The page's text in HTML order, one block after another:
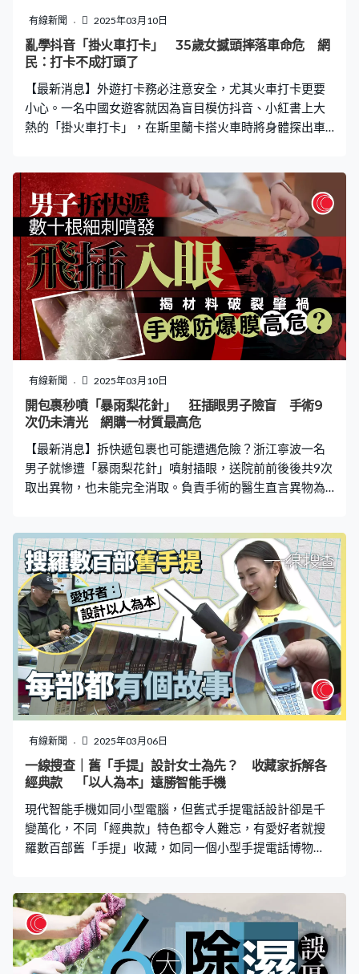
院方安排很有問題，「為什麼有醫生看，但沒有藥拿？不
如索性診所休息，休息了，人家就會想其他辦法，或者看
西醫。」區太後來在其他醫護人員口中得知，原來每年都
都是這樣，即是幾十年來都沒人像我般投訴，因為
有線新聞 2025年03月10日
亂學抖音「掛火車打卡」 35歲女撼頭摔落車命危 網
民：打卡不成打頭了
【最新消息】外遊打卡務必注意安全，尤其火車打卡更要
小心。一名中國女遊客就因為盲目模仿抖音、小紅書上大
熱的「掛火車打卡」，在斯里蘭卡搭火車時將身體探出車
種做法真的非常危險」。 火車上摔下頭腿受傷 兩度轉院
仍危急 據紅星新聞報道，事發於當地時間3月9日，女事主
從內陸鐵路線納努奧亞開往巴杜拉的火車，在伊達爾加辛
納隧道附近從行駛的火車上摔下受重傷。受傷中國女遊客
今年35歲，頭部撞上伊達爾加辛納第19號鐵路隧道，事後
立即被送往附近醫院急救，之後兩度轉院。醫院消息稱她
的頭部和腿部受傷嚴重，情況仍然危急。 報道引述前斯里
蘭卡導遊和司機協會秘書克里什（Krish）表示，許多遊客
都很喜歡將身體探出正在運行的火車，甚至直接將整個身
體掛在火車外打卡，「這幾乎已經成了遊客們來斯里蘭卡
必打卡的一項活動，我看到社交媒體上很多遊客都發布過
自己這樣做的照片或者視頻，此舉也吸引了更多遊客效
仿。」 歐美客帶頭冒險 導遊：有慢速列車供打卡 克里什直
本上以歐美遊客為主，我也不知
有線新聞 2025年03月10日
開包裹秒噴「暴雨梨花針」 狂插眼男子險盲 手術9
次仍未清光 網購一材質最高危
【最新消息】拆快遞包裹也可能遭遇危險？浙江寧波一名
男子就慘遭「暴雨梨花針」噴射插眼，送院前前後後共9次
取出異物，也未能完全消取。負責手術的醫生直言異物為
明 醫生：看不見也取不了 「醫生，我的眼睛又腫又痛
啊，睜也睜不開，快救救我。」據寧波晚報報道，42歲的
夏先生10個月前在家人陪同下，急急忙忙地趕到奉化區中
醫醫院急診科。他告訴眼科醫生張瑩斌，因為工作需要網
購一些彈性支架，當天他拆開快遞時就傳出爆裂聲，數十
根透明「鋼針」瞬間刺入他的眼睛。家人聞聲趕來，馬上
將他送入醫院 在顯微鏡下，張瑩斌發現夏先生的眼睛有多
處劃傷，右眼角結膜及眼瞼密布比針頭更細的透明異物，
好似中了現實版「暴雨梨花針」。「顯微鏡下能看到的異
物基本都取出來了。但是這種玻璃纖維非常細，無色透
明，眼組織內還是殘留了很多，根本看不見，也取不
了。」張瑩斌經過一個多小時的手術，只清除30多枚肉眼
可見的玻璃纖維。 十個月已取九次 細如頭髮絲二十分一
外，張瑩斌解釋：「這些透明細刺只有在移動至表層
有線新聞 2025年03月06日
一線搜查｜舊「手提」設計女士為先？ 收藏家拆解各
經典款 「以人為本」遠勝智能手機
現代智能手機如同小型電腦，但舊式手提電話設計卻是千
變萬化，不同「經典款」特色都令人難忘，有愛好者就搜
羅數百部舊「手提」收藏，如同一個小型手提電話博物
友通訊，而經過技術不斷改良，為人熟悉的水壺型「大哥
大」在1983年終於正式發售，自此手機進化一直令人嘆為
觀止。而愛好者Mike收藏手提電話多達數百部，不但有多
部初代、二代「大哥大」，往後數代舊手機也不是只有機